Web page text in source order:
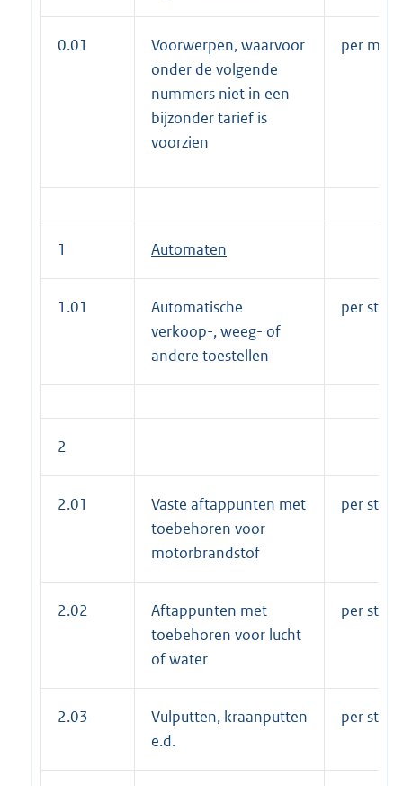
0.01
Voorwerpen, waarvoor
onder de volgende
nummers niet in een
bijzonder tarief is
voorzien
per m2
1 Automaten
1.01
Automatische
verkoop-, weeg- of
andere toestellen
per stuk
2
2.01
Vaste aftappunten met
toebehoren voor
motorbrandstof
per stuk
2.02
Aftappunten met
toebehoren voor lucht
of water
per stuk
2.03
Vulputten, kraanputten
e.d.
per stuk